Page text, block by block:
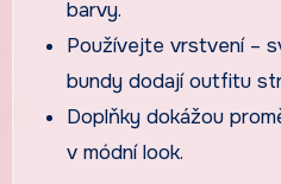
barvy.
Používejte vrstvení –
bundy dodají outfitu
Doplňky dokážou
v módní look.